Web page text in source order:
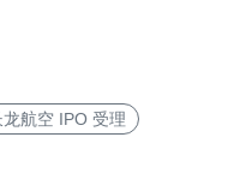
龙航空 IPO 受理